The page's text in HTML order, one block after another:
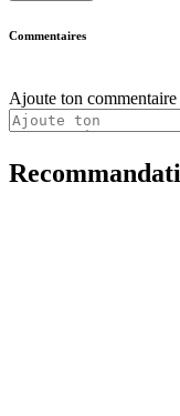
Commentaires
Ajoute ton commentaire